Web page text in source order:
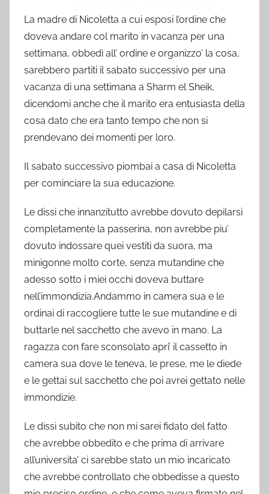
La madre di Nicoletta a cui esposi l’ordine che
doveva andare col marito in vacanza per una
settimana, obbedì all’ ordine e organizzo’ la cosa,
sarebbero partiti il sabato successivo per una
vacanza di una settimana a Sharm el Sheik,
dicendomi anche che il marito era entusiasta della
cosa dato che era tanto tempo che non si
prendevano dei momenti per loro.
Il sabato successivo piombai a casa di Nicoletta
per cominciare la sua educazione.
Le dissi che innanzitutto avrebbe dovuto depilarsi
completamente la passerina, non avrebbe piu’
dovuto indossare quei vestiti da suora, ma
minigonne molto corte, senza mutandine che
adesso sotto i miei occhi doveva buttare
nell’immondizia.Andammo in camera sua e le
ordinai di raccogliere tutte le sue mutandine e di
buttarle nel sacchetto che avevo in mano. La
ragazza con fare sconsolato apri’ il cassetto in
camera sua dove le teneva, le prese, me le diede
e le gettai sul sacchetto che poi avrei gettato nelle
immondizie.
Le dissi subito che non mi sarei fidato del fatto
che avrebbe obbedito e che prima di arrivare
all’universita’ ci sarebbe stato un mio incaricato
che avrebbe controllato che obbedisse a questo